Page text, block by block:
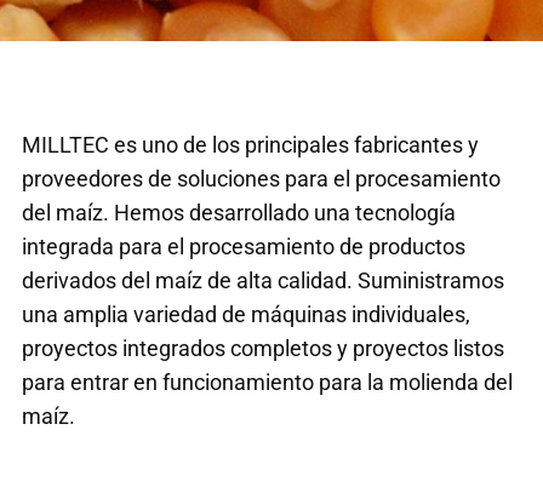
MILLTEC es uno de los principales fabricantes y
proveedores de soluciones para el procesamiento
del maíz. Hemos desarrollado una tecnología
integrada para el procesamiento de productos
derivados del maíz de alta calidad. Suministramos
una amplia variedad de máquinas individuales,
proyectos integrados completos y proyectos listos
para entrar en funcionamiento para la molienda del
maíz.